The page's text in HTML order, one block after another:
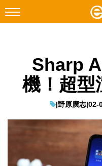
Facebook Instagram
科技焦點
遊戲動漫
EduTech
Sharp
機！超型
|野原廣志|02-